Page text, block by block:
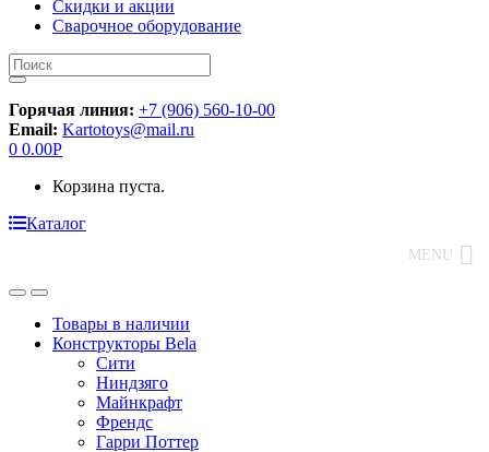
Скидки и акции
Сварочное оборудование
Искать:
Горячая линия: +7 (906) 560-10-00
Email: Kartotoys@mail.ru
0 0.00Р
Корзина пуста.
Каталог
MENU
Товары в наличии
Конструкторы Bela
Сити
Ниндзяго
Майнкрафт
Френдс
Гарри Поттер